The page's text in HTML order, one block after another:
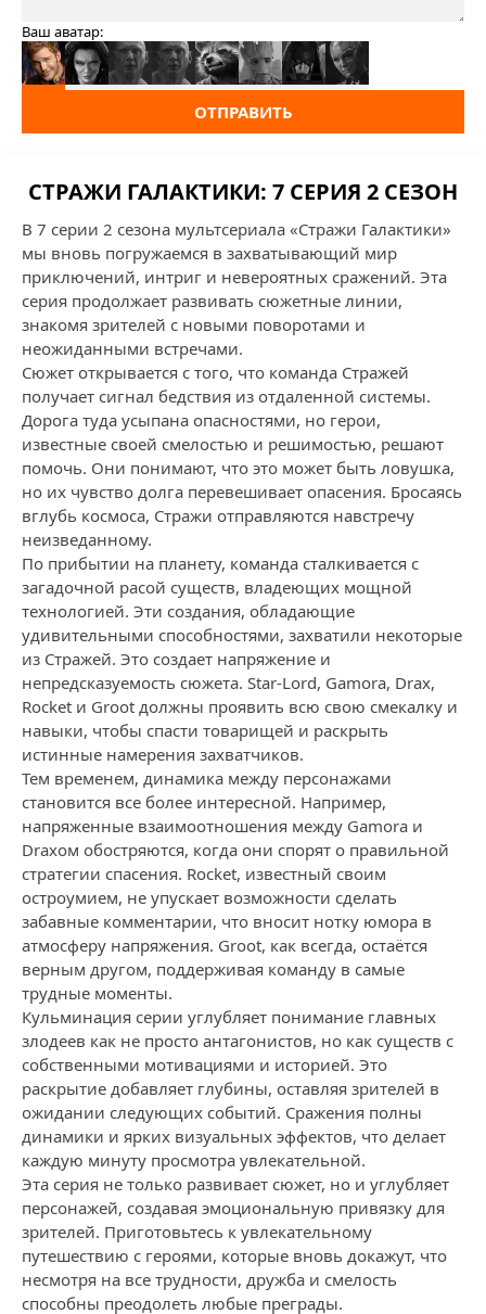
Ваш аватар:
ОТПРАВИТЬ
СТРАЖИ ГАЛАКТИКИ: 7 СЕРИЯ 2 СЕЗОН
В 7 серии 2 сезона мультсериала «Стражи Галактики»
мы вновь погружаемся в захватывающий мир
приключений, интриг и невероятных сражений. Эта
серия продолжает развивать сюжетные линии,
знакомя зрителей с новыми поворотами и
неожиданными встречами.
Сюжет открывается с того, что команда Стражей
получает сигнал бедствия из отдаленной системы.
Дорога туда усыпана опасностями, но герои,
известные своей смелостью и решимостью, решают
помочь. Они понимают, что это может быть ловушка,
но их чувство долга перевешивает опасения. Бросаясь
вглубь космоса, Стражи отправляются навстречу
неизведанному.
По прибытии на планету, команда сталкивается с
загадочной расой существ, владеющих мощной
технологией. Эти создания, обладающие
удивительными способностями, захватили некоторые
из Стражей. Это создает напряжение и
непредсказуемость сюжета. Star-Lord, Gamora, Drax,
Rocket и Groot должны проявить всю свою смекалку и
навыки, чтобы спасти товарищей и раскрыть
истинные намерения захватчиков.
Тем временем, динамика между персонажами
становится все более интересной. Например,
напряженные взаимоотношения между Gamora и
Draxом обостряются, когда они спорят о правильной
стратегии спасения. Rocket, известный своим
остроумием, не упускает возможности сделать
забавные комментарии, что вносит нотку юмора в
атмосферу напряжения. Groot, как всегда, остаётся
верным другом, поддерживая команду в самые
трудные моменты.
Кульминация серии углубляет понимание главных
злодеев как не просто антагонистов, но как существ с
собственными мотивациями и историей. Это
раскрытие добавляет глубины, оставляя зрителей в
ожидании следующих событий. Сражения полны
динамики и ярких визуальных эффектов, что делает
каждую минуту просмотра увлекательной.
Эта серия не только развивает сюжет, но и углубляет
персонажей, создавая эмоциональную привязку для
зрителей. Приготовьтесь к увлекательному
путешествию с героями, которые вновь докажут, что
несмотря на все трудности, дружба и смелость
способны преодолеть любые преграды.